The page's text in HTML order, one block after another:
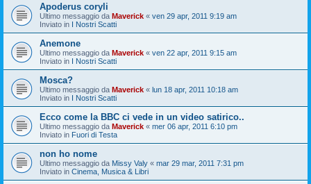
Apoderus coryli
Ultimo messaggio da Maverick « ven 29 apr, 2011 9:19 am
Inviato in I Nostri Scatti
Anemone
Ultimo messaggio da Maverick « ven 22 apr, 2011 9:15 am
Inviato in I Nostri Scatti
Mosca?
Ultimo messaggio da Maverick « lun 18 apr, 2011 10:18 am
Inviato in I Nostri Scatti
Ecco come la BBC ci vede in un video satirico..
Ultimo messaggio da Maverick « mer 06 apr, 2011 6:10 pm
Inviato in Fuori di Testa
non ho nome
Ultimo messaggio da Missy Valy « mar 29 mar, 2011 7:31 pm
Inviato in Cinema, Musica & Libri